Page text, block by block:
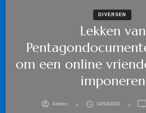
DIVERSEN
Lekken van
om een online
imponeren
Admin 14/04/2023